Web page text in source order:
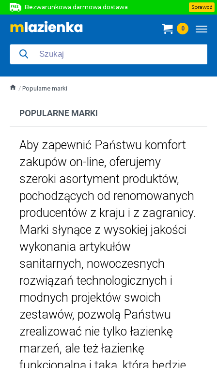
Bezwarunkowa darmowa dostawa
Bezwarunkowa darmowa dostawa
Sprawdź
0
Popularne marki
POPULARNE MARKI
Aby zapewnić Państwu komfort
zakupów on-line, oferujemy
szeroki asortyment produktów,
pochodzących od renomowanych
producentów z kraju i z zagranicy.
Marki słynące z wysokiej jakości
wykonania artykułów
sanitarnych, nowoczesnych
rozwiązań technologicznych i
modnych projektów swoich
zestawów, pozwolą Państwu
zrealizować nie tylko łazienkę
marzeń, ale też łazienkę